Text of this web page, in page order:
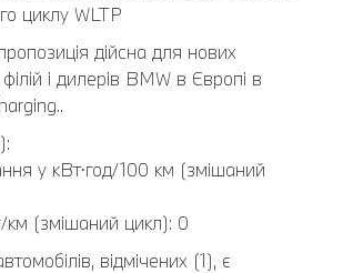
циклу WLTP
дійсна для нових
філій і дилерів BMW в Європі в
у кВт⋅год/100 км (змішаний
км (змішаний цикл): 0
відмічених (1), є